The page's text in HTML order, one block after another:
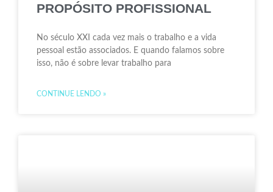
PROPÓSITO PROFISSIONAL
No século XXI cada vez mais o trabalho e a vida
pessoal estão associados. E quando falamos sobre
isso, não é sobre levar trabalho para
CONTINUE LENDO »